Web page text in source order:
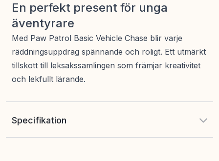
En perfekt present för unga
äventyrare
Med Paw Patrol Basic Vehicle Chase blir varje
räddningsuppdrag spännande och roligt. Ett utmärkt
tillskott till leksakssamlingen som främjar kreativitet
och lekfullt lärande.
Specifikation